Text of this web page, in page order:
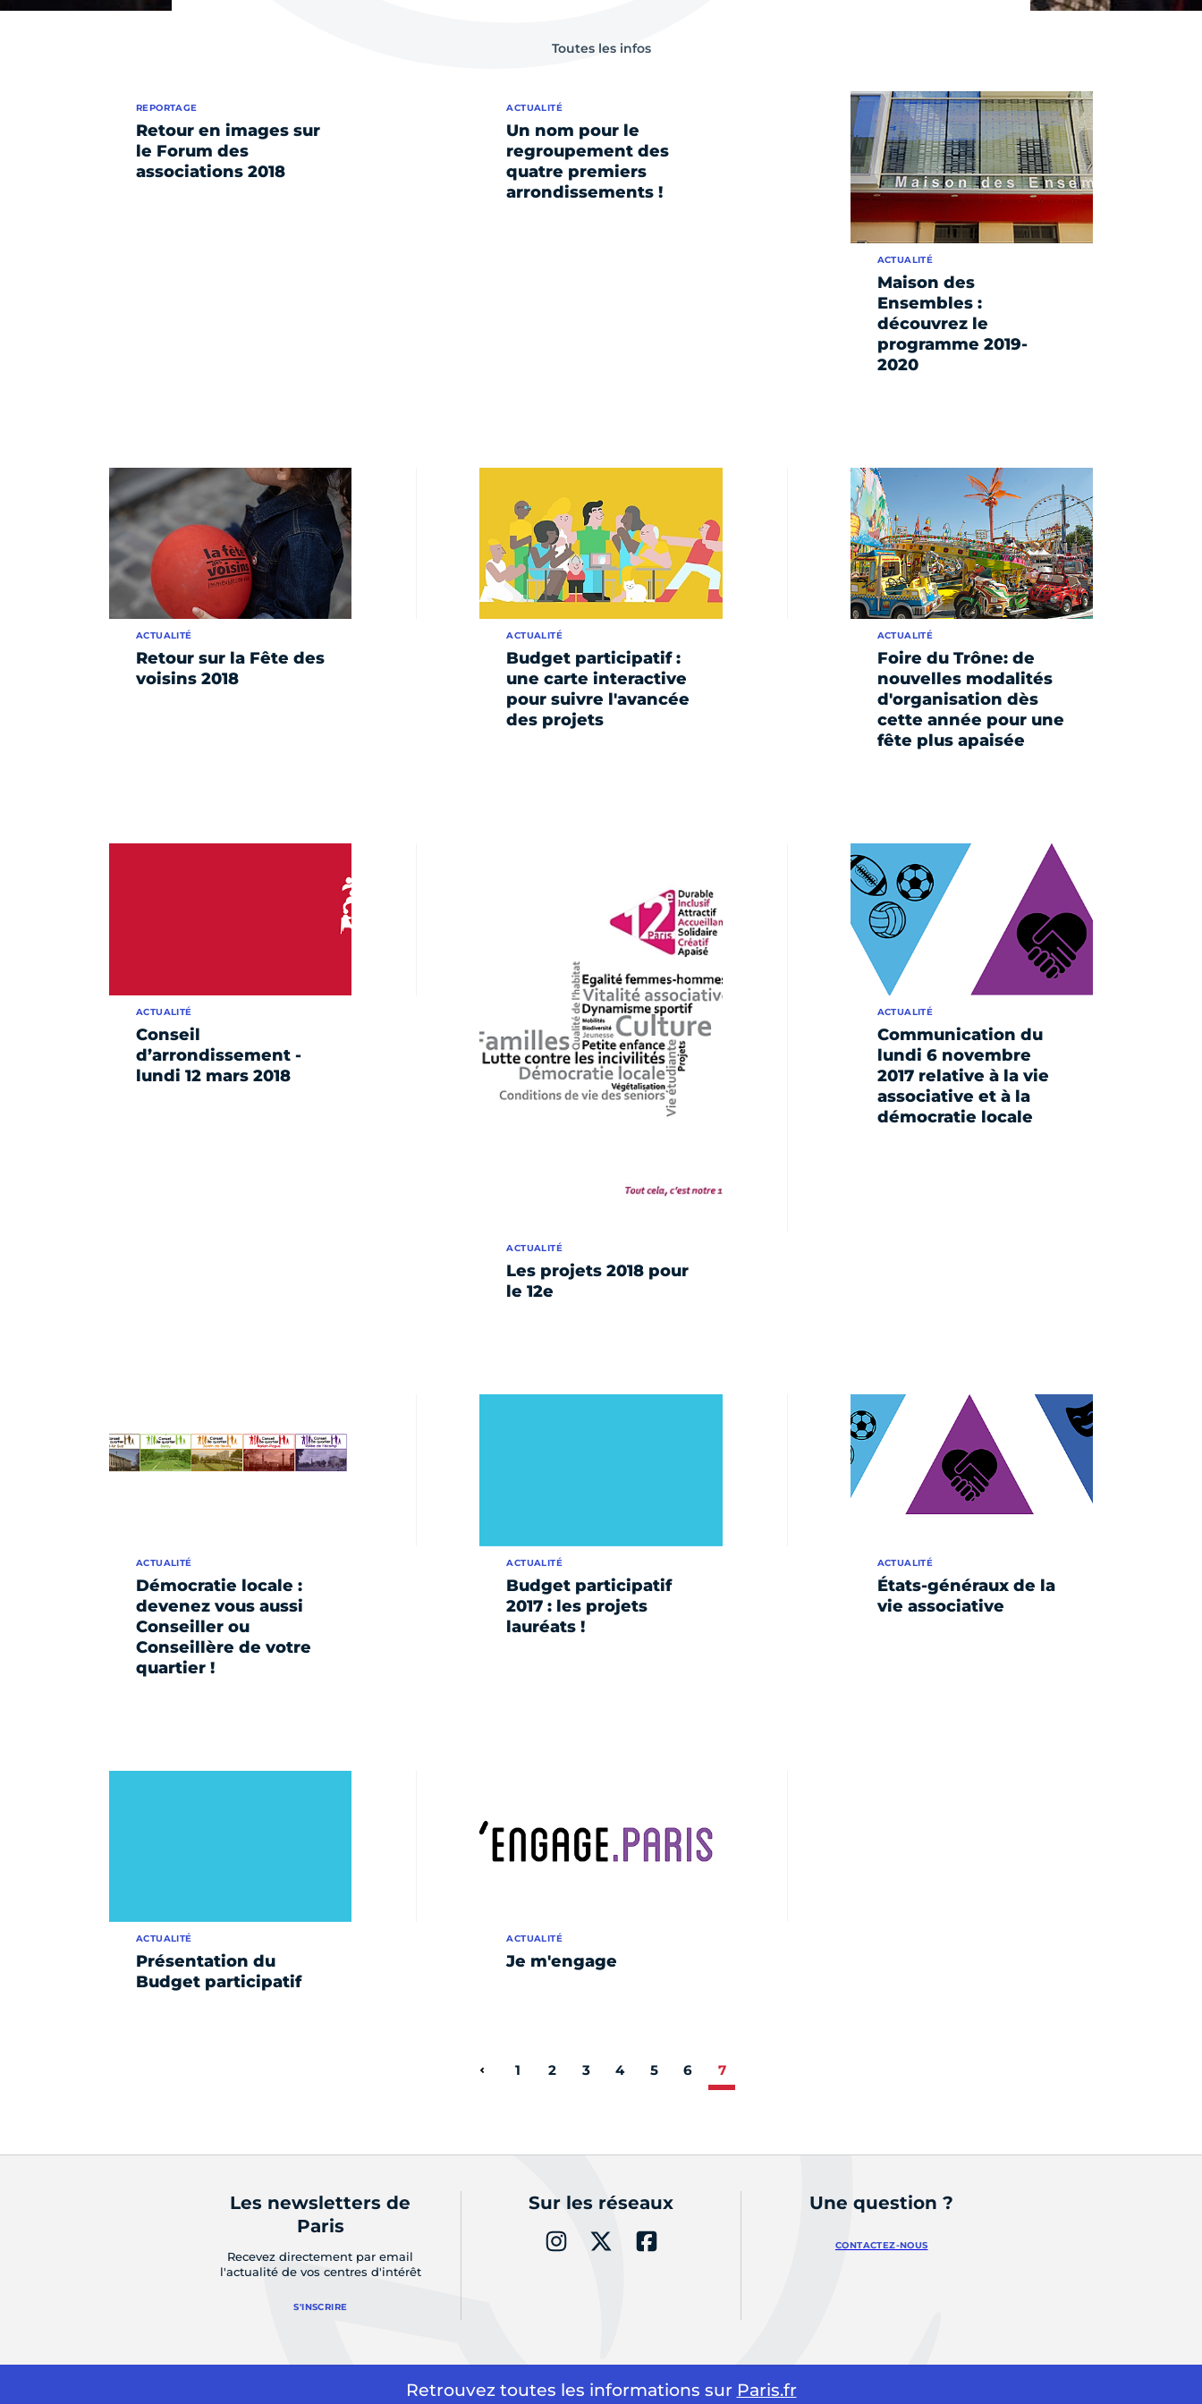
Toutes les infos
Retour en images sur
le Forum des
associations 2018
REPORTAGE
Un nom pour le
regroupement des
quatre premiers
arrondissements !
ACTUALITÉ
Maison des
Ensembles :
découvrez le
programme 2019-
2020
ACTUALITÉ
Retour sur la Fête des
voisins 2018
ACTUALITÉ
Budget participatif :
une carte interactive
pour suivre l'avancée
des projets
ACTUALITÉ
Foire du Trône: de
nouvelles modalités
d'organisation dès
cette année pour une
fête plus apaisée
ACTUALITÉ
Conseil
d’arrondissement -
lundi 12 mars 2018
ACTUALITÉ
Les projets 2018 pour
le 12e
ACTUALITÉ
Communication du
lundi 6 novembre
2017 relative à la vie
associative et à la
démocratie locale
ACTUALITÉ
Démocratie locale :
devenez vous aussi
Conseiller ou
Conseillère de votre
quartier !
ACTUALITÉ
Budget participatif
2017 : les projets
lauréats !
ACTUALITÉ
États-généraux de la
vie associative
ACTUALITÉ
Présentation du
Budget participatif
ACTUALITÉ
Je m'engage
ACTUALITÉ
Page précédente
1 2 3 4 5 6 7
Les newsletters de
Paris
Recevez directement par email
l'actualité de vos centres d'intérêt
S'INSCRIRE
Sur les réseaux Une question ?
CONTACTEZ-NOUS
Retrouvez toutes les informations sur Paris.fr